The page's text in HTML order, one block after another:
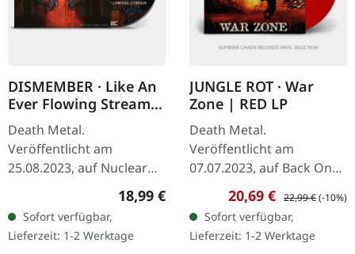
DISMEMBER · Like An
Ever Flowing Stream |
CD
Death Metal.
Veröffentlicht am
25.08.2023, auf Nuclear
Blast Records. CD im
Jewelcase. "Like An Ever
Flowing Stream" ist ein
Manifest der…
Regulärer Preis:
18,99 €
Sofort verfügbar,
Lieferzeit: 1-2 Werktage
JUNGLE ROT · War
Zone | RED LP
Death Metal.
Veröffentlicht am
07.07.2023, auf Back On
Black. Rotes Vinyl,
limitierte Auflage "War
Zone" ist ein Zeugnis für
Jungle Rots Fähigkeiten…
Verkaufspreis:
20,69 € Regulärer Preis:
22,99 €(-10%)
Sofort verfügbar,
Lieferzeit: 1-2 Werktage